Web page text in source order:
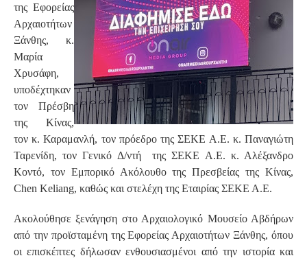
της Εφορείας
Αρχαιοτήτων
Ξάνθης, κ.
Μαρία
Χρυσάφη,
υποδέχτηκαν
τον Πρέσβη
της Κίνας,
τον κ. Καραμανλή, τον πρόεδρο της ΣΕΚΕ Α.Ε. κ. Παναγιώτη
Ταρενίδη, τον Γενικό Δ/ντή της ΣΕΚΕ Α.Ε. κ. Αλέξανδρο
Κοντό, τον Εμπορικό Ακόλουθο της Πρεσβείας της Κίνας,
Chen Keliang, καθώς και στελέχη της Εταιρίας ΣΕΚΕ Α.Ε.
Ακολούθησε ξενάγηση στο Αρχαιολογικό Μουσείο Αβδήρων
από την προϊσταμένη της Εφορείας Αρχαιοτήτων Ξάνθης, όπου
οι επισκέπτες δήλωσαν ενθουσιασμένοι από την ιστορία και